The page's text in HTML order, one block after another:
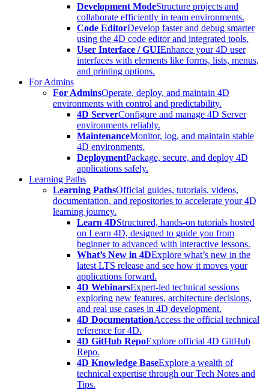
Development ModeStructure projects and
collaborate efficiently in team environments.
Code EditorDevelop faster and debug smarter
using the 4D code editor and integrated tools.
User Interface / GUIEnhance your 4D user
interfaces with elements like forms, lists, menus,
and printing options.
For Admins
For AdminsOperate, deploy, and maintain 4D
environments with control and predictability.
4D ServerConfigure and manage 4D Server
environments reliably.
MaintenanceMonitor, log, and maintain stable
4D environments.
DeploymentPackage, secure, and deploy 4D
applications safely.
Learning Paths
Learning PathsOfficial guides, tutorials, videos,
documentation, and repositories to accelerate your 4D
learning journey.
Learn 4DStructured, hands-on tutorials hosted
on Learn 4D, designed to guide you from
beginner to advanced with interactive lessons.
What’s New in 4DExplore what’s new in the
latest LTS release and see how it moves your
applications forward.
4D WebinarsExpert-led technical sessions
exploring new features, architecture decisions,
and real use cases in 4D development.
4D DocumentationAccess the official technical
reference for 4D.
4D GitHub RepoExplore official 4D GitHub
Repo.
4D Knowledge BaseExplore a wealth of
technical expertise through our Tech Notes and
Tips.